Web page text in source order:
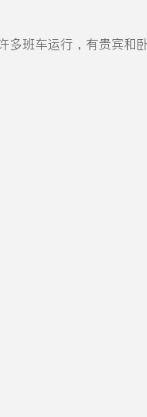
班车运行，有贵宾和